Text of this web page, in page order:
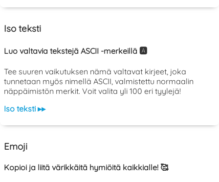
Iso teksti
Luo valtavia tekstejä ASCII -merkeillä 🅰️
Tee suuren vaikutuksen nämä valtavat kirjeet, joka
tunnetaan myös nimellä ASCII, valmistettu normaalin
näppäimistön merkit. Voit valita yli 100 eri tyylejä!
Iso teksti ▸▸
Emoji
Kopioi ja liitä värikkäitä hymiöitä kaikkialle! 🥰